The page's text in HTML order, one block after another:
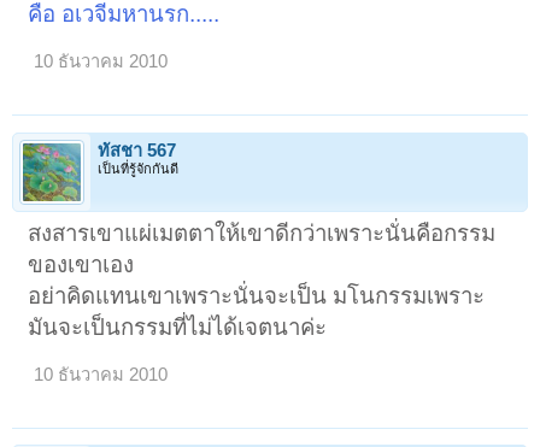
คือ อเวจีมหานรก.....
10 ธันวาคม 2010
ทัสชา 567
เป็นที่รู้จักกันดี
สงสารเขาแผ่เมตตาให้เขาดีกว่าเพราะนั่นคือกรรม
ของเขาเอง
อย่าคิดแทนเขาเพราะนั่นจะเป็น มโนกรรมเพราะ
มันจะเป็นกรรมที่ไม่ได้เจตนาค่ะ
10 ธันวาคม 2010